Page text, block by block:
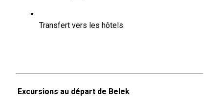
Transfert vers les hôtels
Excursions au départ de Belek